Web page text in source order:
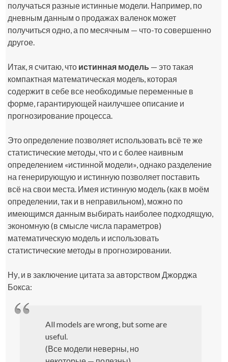
получаться разные истинные модели. Например, по
дневным данным о продажах валенок может
получиться одно, а по месячным — что-то совершенно
другое.
Итак, я считаю, что истинная модель — это такая
компактная математическая модель, которая
содержит в себе все необходимые переменные в
форме, гарантирующей наилучшее описание и
прогнозирование процесса.
Это определение позволяет использовать всё те же
статистические методы, что и с более наивным
определением «истинной модели», однако разделение
на генерирующую и истинную позволяет поставить
всё на свои места. Имея истинную модель (как в моём
определении, так и в неправильном), можно по
имеющимся данным выбирать наиболее подходящую,
экономную (в смысле числа параметров)
математическую модель и использовать
статистические методы в прогнозировании.
Ну, и в заключение цитата за авторством Джорджа
Бокса:
All models are wrong, but some are
useful.
(Все модели неверны, но